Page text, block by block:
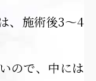
、施術後3〜4
ので、中には